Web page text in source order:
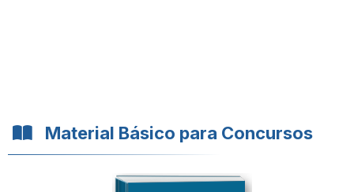
Material Básico para Concursos